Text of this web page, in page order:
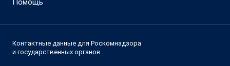
Помощь
Контактные данные для Роскомнадзора
и государственных органов